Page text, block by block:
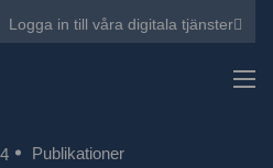
Logga in till våra digitala tjänster
Publikationer